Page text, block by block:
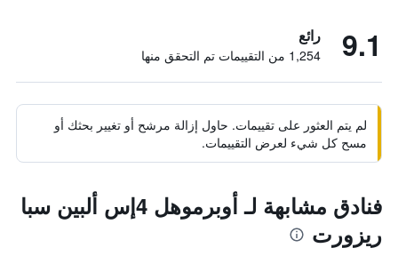
9.1 رائع
1,254 من التقييمات تم التحقق منها
لم يتم العثور على تقييمات. حاول إزالة مرشح أو تغيير بحثك أو
مسح كل شيء لعرض التقييمات.
فنادق مشابهة لـ أوبرموهل 4إس ألبين سبا
ريزورت